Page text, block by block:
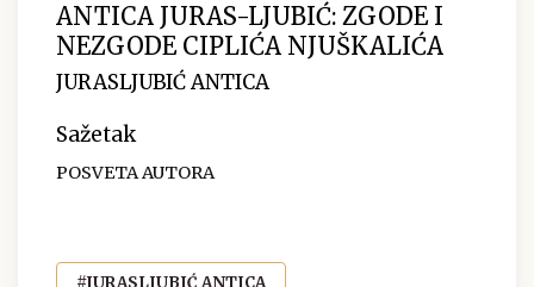
ANTICA JURAS-LJUBIĆ: ZGODE I
NEZGODE CIPLIĆA NJUŠKALIĆA
JURASLJUBIĆ ANTICA
Sažetak
POSVETA AUTORA